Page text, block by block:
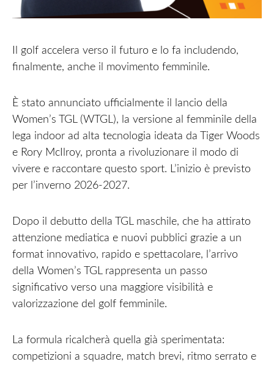
Il golf accelera verso il futuro e lo fa includendo,
finalmente, anche il movimento femminile.
È stato annunciato ufficialmente il lancio della
Women’s TGL (WTGL), la versione al femminile della
lega indoor ad alta tecnologia ideata da Tiger Woods
e Rory McIlroy, pronta a rivoluzionare il modo di
vivere e raccontare questo sport. L’inizio è previsto
per l’inverno 2026-2027.
Dopo il debutto della TGL maschile, che ha attirato
attenzione mediatica e nuovi pubblici grazie a un
format innovativo, rapido e spettacolare, l’arrivo
della Women’s TGL rappresenta un passo
significativo verso una maggiore visibilità e
valorizzazione del golf femminile.
La formula ricalcherà quella già sperimentata:
competizioni a squadre, match brevi, ritmo serrato e